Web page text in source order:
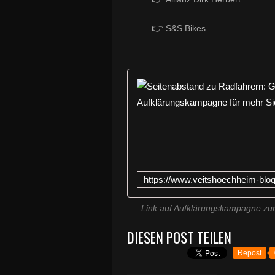
👉 S&S Bikes
Link auf Aufklärungskampagne
DIESEN POST TEILEN
Repost